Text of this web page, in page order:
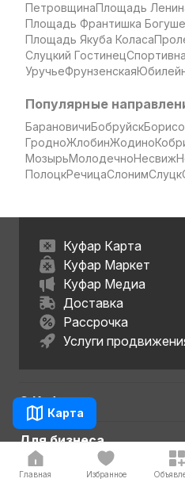
Карта
ПетровщинаПлощадь
Площадь Франтишка
Площадь Якуба Коласа
Слуцкий Гостинец
УручьеФрунзенская
Популярные
БарановичиБобруйск
ГродноЖлобинЖодино
МозырьМолодечноНесвиж
ПолоцкРечицаСлонимСлуцк
Главная Избранное
Куфар Карта
Куфар Маркет
Куфар Медиа
Доставка
Рассрочка
Услуги
О Куфаре
Для бизнеса
Полезно